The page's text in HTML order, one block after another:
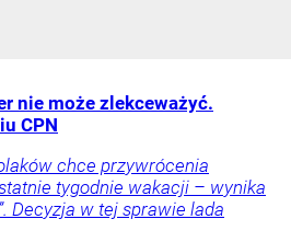
nie może zlekceważyć.
CPN
chce przywrócenia
tygodnie wakacji – wynika
Decyzja w tej sprawie lada